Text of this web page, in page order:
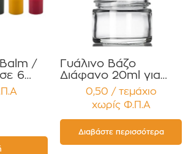
/
6
Γυάλινο Βάζο
Διάφανο 20ml για
Κρέμες και
Κηραλοιφές με
Μαύρο Γυαλιστερό
Καπάκι Παρέμβυσμα
Συσκευασία 12
τεμαχίων
0,50 / τεμάχιο
χωρίς Φ.Π.Α
Διαβάστε περισσότερα